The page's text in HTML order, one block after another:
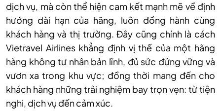
dịch vụ, mà còn thể hiện cam kết mạnh mẽ về định
hướng dài hạn của hãng, luôn đồng hành cùng
khách hàng và thị trường. Đây cũng chính là cách
Vietravel Airlines khẳng định vị thế của một hãng
hàng không tư nhân bản lĩnh, đủ sức đứng vững và
vươn xa trong khu vực; đồng thời mang đến cho
khách hàng những trải nghiệm bay trọn vẹn: từ tiện
nghi, dịch vụ đến cảm xúc.